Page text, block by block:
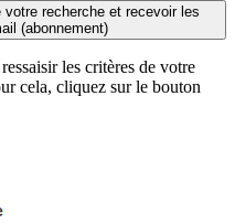
recherche et recevoir les
(abonnement)
les critères de votre
cela, cliquez sur le bouton